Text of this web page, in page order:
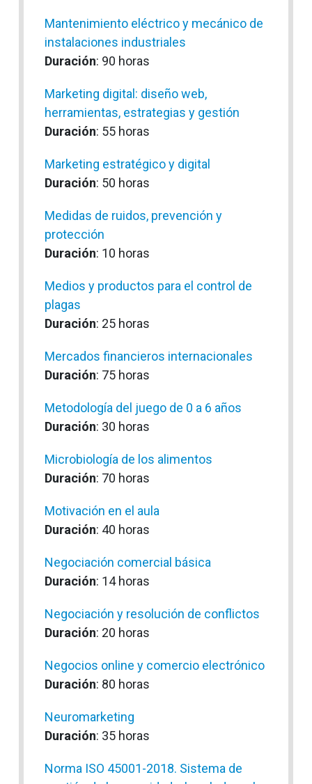
Mantenimiento eléctrico y mecánico de
instalaciones industriales
Duración: 90 horas
Marketing digital: diseño web,
herramientas, estrategias y gestión
Duración: 55 horas
Marketing estratégico y digital
Duración: 50 horas
Medidas de ruidos, prevención y
protección
Duración: 10 horas
Medios y productos para el control de
plagas
Duración: 25 horas
Mercados financieros internacionales
Duración: 75 horas
Metodología del juego de 0 a 6 años
Duración: 30 horas
Microbiología de los alimentos
Duración: 70 horas
Motivación en el aula
Duración: 40 horas
Negociación comercial básica
Duración: 14 horas
Negociación y resolución de conflictos
Duración: 20 horas
Negocios online y comercio electrónico
Duración: 80 horas
Neuromarketing
Duración: 35 horas
Norma ISO 45001-2018. Sistema de